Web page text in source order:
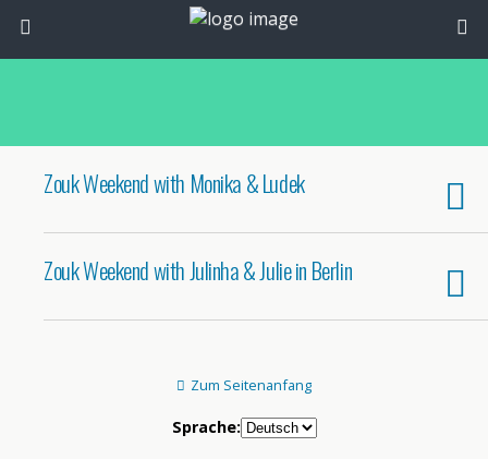
Zouk Weekend with Monika & Ludek
Zouk Weekend with Julinha & Julie in Berlin
Zum Seitenanfang
Sprache: